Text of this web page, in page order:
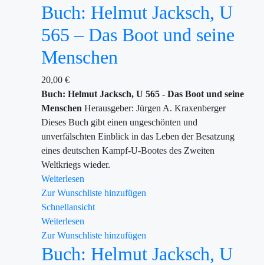
Buch: Helmut Jacksch, U
565 – Das Boot und seine
Menschen
20,00 €
Buch: Helmut Jacksch, U 565 - Das Boot und seine
Menschen Herausgeber: Jürgen A. Kraxenberger
Dieses Buch gibt einen ungeschönten und
unverfälschten Einblick in das Leben der Besatzung
eines deutschen Kampf-U-Bootes des Zweiten
Weltkriegs wieder.
Weiterlesen
Zur Wunschliste hinzufügen
Schnellansicht
Weiterlesen
Zur Wunschliste hinzufügen
Buch: Helmut Jacksch, U